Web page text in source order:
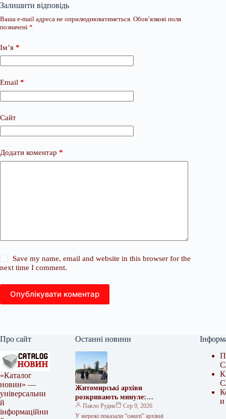
Залишити відповідь
Ваша e-mail адреса не оприлюднюватиметься. Обов’язкові поля
позначені *
Ім’я *
Email *
Сайт
Додати коментар *
Save my name, email and website in this browser for the
next time I comment.
Опублікувати коментар
Про сайт
«Каталог
новин» —
універсальни
й
інформаційни
Останні новини
Житомирські архіви
розкривають минуле:
унікальні фото покажуть
незвідані сторінки міста
Павло Рудик
Сер 9, 2026
У мережі показали “ожилі” архівні
и